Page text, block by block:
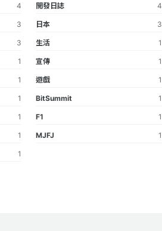
4 開發日誌 4
3 日本 3
3 生活 1
1 宣傳 1
1 遊戲 1
1 BitSummit 1
1 F1 1
1 MJFJ 1
1